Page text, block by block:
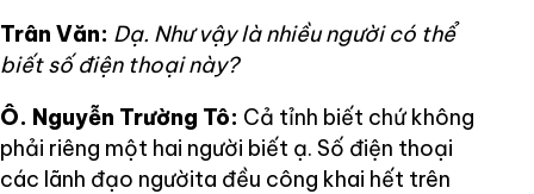
Trân Văn: Dạ. Như vậy là nhiều người có thể
biết số điện thoại này?
Ô. Nguyễn Trường Tô: Cả tỉnh biết chứ không
phải riêng một hai người biết ạ. Số điện thoại
các lãnh đạo ngườita đều công khai hết trên